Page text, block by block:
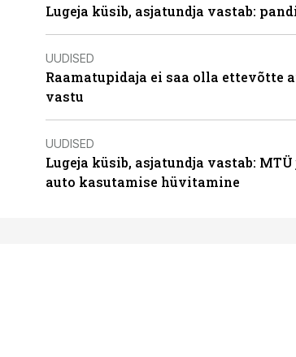
Lugeja küsib, asjatundja vastab:
UUDISED
Raamatupidaja ei saa olla ettevõtte
vastu
UUDISED
Lugeja küsib, asjatundja vastab:
auto kasutamise hüvitamine